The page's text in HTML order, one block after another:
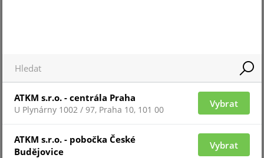
ATKM s.r.o. - centrála Praha
U Plynárny 1002 / 97, Praha 10, 101 00
Vybrat
ATKM s.r.o. - pobočka České
Budějovice
Vybrat